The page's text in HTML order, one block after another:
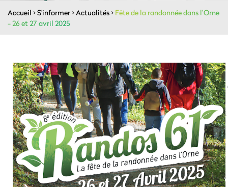
Accueil >S'informer>Actualités> Fête de la randonnée dans l’Orne
- 26 et 27 avril 2025